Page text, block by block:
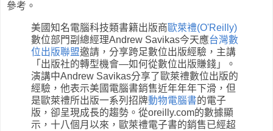
參考。
美國知名電腦科技類書籍出版商歐萊禮(O'Reilly)
數位部門副總經理Andrew Savikas今天應台灣數
位出版聯盟邀請，分享跨足數位出版經驗，主講
「出版社的轉型機會—如何從數位出版賺錢」。
演講中Andrew Savikas分享了歐萊禮數位出版的
經驗，他表示美國電腦書銷售近年年年下滑，但
是歐萊禮所出版一系列招牌動物電腦書的電子
版，卻呈現成長的趨勢。從oreilly.com的數據顯
示，十八個月以來，歐萊禮電子書的銷售已經超